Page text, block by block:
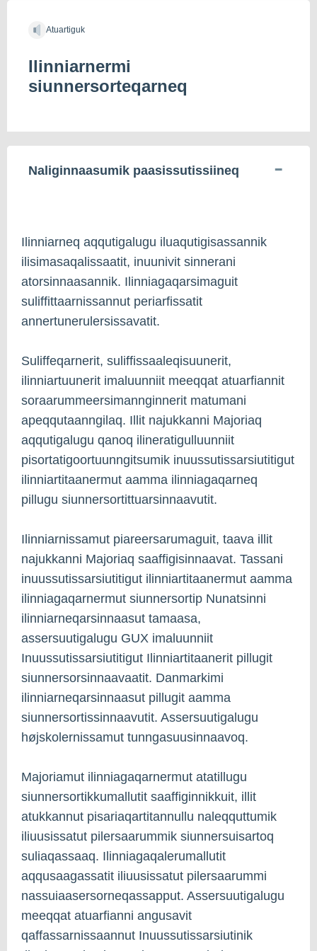
Atuartiguk
Ilinniarnermi
siunnersorteqarneq
Naliginnaasumik paasissutissiineq
Ilinniarneq aqqutigalugu iluaqutigisassannik
ilisimasaqalissaatit, inuunivit sinnerani
atorsinnaasannik. Ilinniagaqarsimaguit
suliffittaarnissannut periarfissatit
annertunerulersissavatit.
Suliffeqarnerit, suliffissaaleqisuunerit,
ilinniartuunerit imaluunniit meeqqat atuarfiannit
soraarummeersimannginnerit matumani
apeqqutaanngilaq. Illit najukkanni Majoriaq
aqqutigalugu qanoq ilineratigulluunniit
pisortatigoortuunngitsumik inuussutissarsiutitigut
ilinniartitaanermut aamma ilinniagaqarneq
pillugu siunnersortittuarsinnaavutit.
Ilinniarnissamut piareersarumaguit, taava illit
najukkanni Majoriaq saaffigisinnaavat. Tassani
inuussutissarsiutitigut ilinniartitaanermut aamma
ilinniagaqarnermut siunnersortip Nunatsinni
ilinniarneqarsinnaasut tamaasa,
assersuutigalugu GUX imaluunniit
Inuussutissarsiutitigut Ilinniartitaanerit pillugit
siunnersorsinnaavaatit. Danmarkimi
ilinniarneqarsinnaasut pillugit aamma
siunnersortissinnaavutit. Assersuutigalugu
højskolernissamut tunngasuusinnaavoq.
Majoriamut ilinniagaqarnermut atatillugu
siunnersortikkumallutit saaffiginnikkuit, illit
atukkannut pisariaqartitannullu naleqquttumik
iliuusissatut pilersaarummik siunnersuisartoq
suliaqassaaq. Ilinniagaqalerumallutit
aqqusaagassatit iliuusissatut pilersaarummi
nassuiaasersorneqassapput. Assersuutigalugu
meeqqat atuarfianni angusavit
qaffassarnissaannut Inuussutissarsiutinik